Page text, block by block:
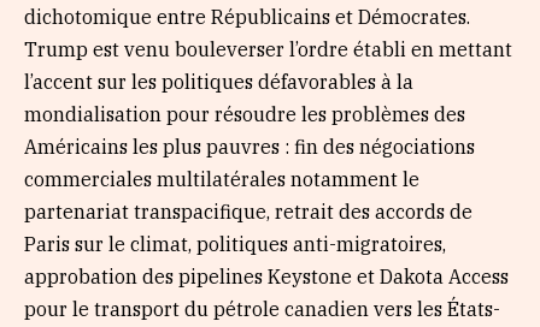
dichotomique entre Républicains et Démocrates.
Trump est venu bouleverser l’ordre établi en mettant
l’accent sur les politiques défavorables à la
mondialisation pour résoudre les problèmes des
Américains les plus pauvres : fin des négociations
commerciales multilatérales notamment le
partenariat transpacifique, retrait des accords de
Paris sur le climat, politiques anti-migratoires,
approbation des pipelines Keystone et Dakota Access
pour le transport du pétrole canadien vers les États-